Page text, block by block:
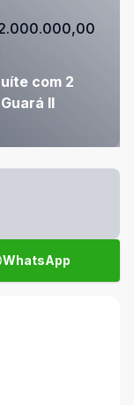
com 2
II
WhatsApp